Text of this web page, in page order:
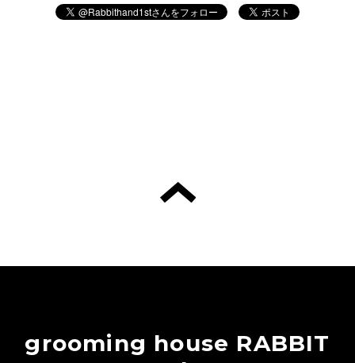
grooming house RABBIT